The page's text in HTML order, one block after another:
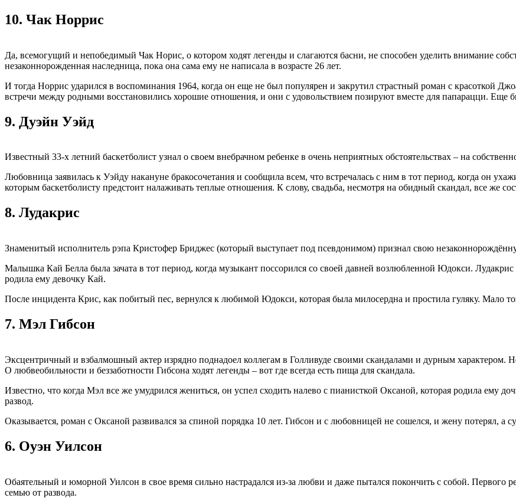
10. Чак Норрис
Да, всемогущий и непобедимый Чак Норис, о котором ходят легенды и слагаются басни, не способен уделить внимание
незаконнорожденная наследница, пока она сама ему не написала в возрасте 26 лет.
И тогда Норрис ударился в воспоминания 1964, когда он еще не был популярен и закрутил страстный роман с красоткой
встречи между родными восстановились хорошие отношения, и они с удовольствием позируют вместе для папарацци. Еще
9. Дуэйн Уэйд
Известный 33-х летний баскетболист узнал о своем внебрачном ребенке в очень неприятных обстоятельствах – на
Любовница заявилась к Уэйду накануне бракосочетания и сообщила всем, что встречалась с ним в тот период, когда он
которым баскетболисту предстоит налаживать теплые отношения. К слову, свадьба, несмотря на обидный скандал, все же
8. Лудакрис
Знаменитый исполнитель рэпа Кристофер Бриджес (который выступает под псевдонимом) признал свою
Малышка Кай Белла была зачата в тот период, когда музыкант поссорился со своей давней возлюбленной Юдокси.
родила ему девочку Кай.
После инцидента Крис, как побитый пес, вернулся к любимой Юдокси, которая была милосердна и простила гуляку. Мало
7. Мэл Гибсон
Эксцентричный и взбалмошный актер изрядно поднадоел коллегам в Голливуде своими скандалами и дурным характером.
О любвеобильности и беззаботности Гибсона ходят легенды – вот где всегда есть пища для скандала.
Известно, что когда Мэл все же умудрился жениться, он успел сходить налево с пианисткой Оксаной, которая родила ему
развод.
Оказывается, роман с Оксаной развивался за спиной порядка 10 лет. Гибсон и с любовницей не сошелся, и жену потерял, а
6. Оуэн Уилсон
Обаятельный и юморной Уилсон в свое время сильно настрадался из-за любви и даже пытался покончить с собой. Первого
семью от развода.